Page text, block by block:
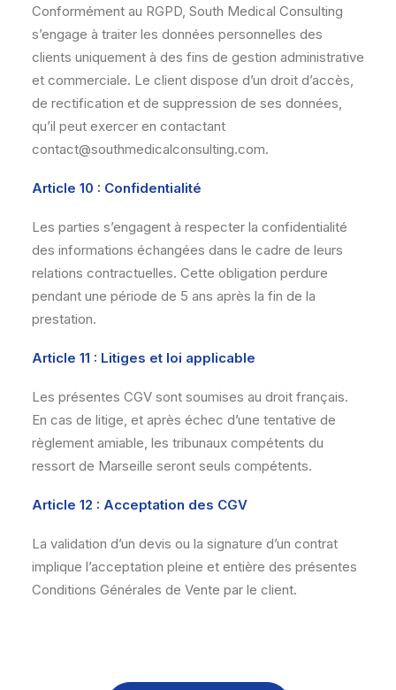
Conformément au RGPD, South Medical Consulting
s’engage à traiter les données personnelles des
clients uniquement à des fins de gestion administrative
et commerciale. Le client dispose d’un droit d’accès,
de rectification et de suppression de ses données,
qu’il peut exercer en contactant
contact@southmedicalconsulting.com.
Article 10 : Confidentialité
Les parties s’engagent à respecter la confidentialité
des informations échangées dans le cadre de leurs
relations contractuelles. Cette obligation perdure
pendant une période de 5 ans après la fin de la
prestation.
Article 11 : Litiges et loi applicable
Les présentes CGV sont soumises au droit français.
En cas de litige, et après échec d’une tentative de
règlement amiable, les tribunaux compétents du
ressort de Marseille seront seuls compétents.
Article 12 : Acceptation des CGV
La validation d’un devis ou la signature d’un contrat
implique l’acceptation pleine et entière des présentes
Conditions Générales de Vente par le client.